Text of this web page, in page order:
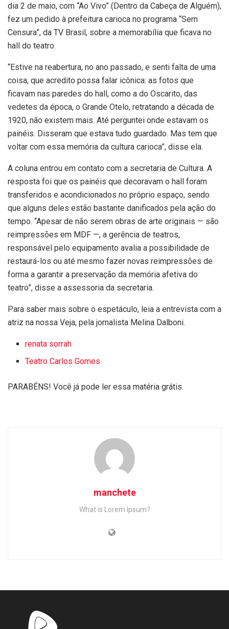
dia 2 de maio, com “Ao Vivo” (Dentro da Cabeça de Alguém),
fez um pedido à prefeitura carioca no programa “Sem
Censura”, da TV Brasil, sobre a memorabília que ficava no
hall do teatro.
“Estive na reabertura, no ano passado, e senti falta de uma
coisa, que acredito possa falar icônica: as fotos que
ficavam nas paredes do hall, como a do Oscarito, das
vedetes da época, o Grande Otelo, retratando a década de
1920, não existem mais. Até perguntei onde estavam os
painéis. Disseram que estava tudo guardado. Mas tem que
voltar com essa memória da cultura carioca”, disse ela.
A coluna entrou em contato com a secretaria de Cultura. A
resposta foi que os painéis que decoravam o hall foram
transferidos e acondicionados no próprio espaço, sendo
que alguns deles estão bastante danificados pela ação do
tempo. “Apesar de não serem obras de arte originais — são
reimpressões em MDF —, a gerência de teatros,
responsável pelo equipamento avalia a possibilidade de
restaurá-los ou até mesmo fazer novas reimpressões de
forma a garantir a preservação da memória afetiva do
teatro”, disse a assessoria da secretaria.
Para saber mais sobre o espetáculo, leia a entrevista com a
atriz na nossa Veja, pela jornalista Melina Dalboni.
renata sorrah
Teatro Carlos Gomes
PARABÉNS! Você já pode ler essa matéria grátis.
manchete
What is Lorem Ipsum?